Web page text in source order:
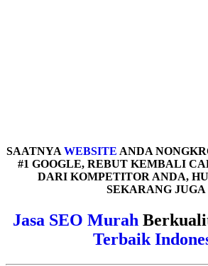
SAATNYA WEBSITE ANDA
#1 GOOGLE, REBUT KEMBALI
DARI KOMPETITOR ANDA,
SEKARANG JUGA
Jasa SEO Murah
Terbaik